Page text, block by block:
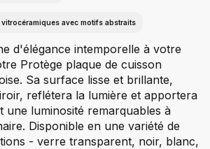
avec motifs abstraits
d'élégance intemporelle à votre
Protège plaque de cuisson
Sa surface lisse et brillante,
reflétera la lumière et apportera
une luminosité remarquables à
Disponible en une variété de
- verre transparent, noir, blanc,